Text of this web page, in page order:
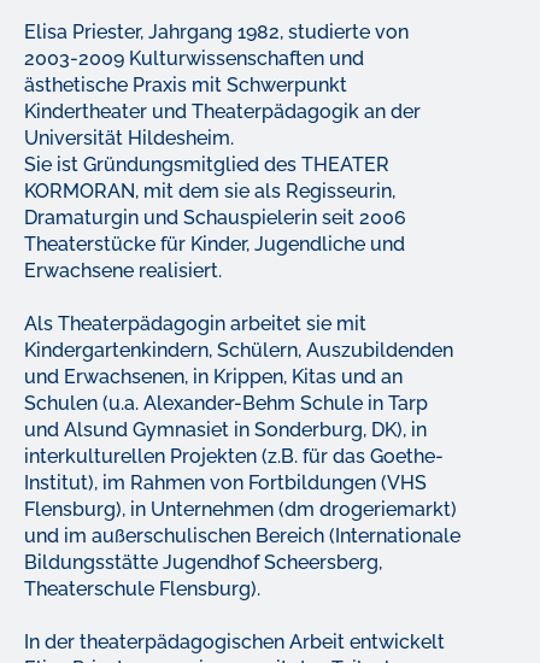
Elisa Priester, Jahrgang 1982, studierte von
2003-2009 Kulturwissenschaften und
ästhetische Praxis mit Schwerpunkt
Kindertheater und Theaterpädagogik an der
Universität Hildesheim.
Sie ist Gründungsmitglied des THEATER
KORMORAN, mit dem sie als Regisseurin,
Dramaturgin und Schauspielerin seit 2006
Theaterstücke für Kinder, Jugendliche und
Erwachsene realisiert.
Als Theaterpädagogin arbeitet sie mit
Kindergartenkindern, Schülern, Auszubildenden
und Erwachsenen, in Krippen, Kitas und an
Schulen (u.a. Alexander-Behm Schule in Tarp
und Alsund Gymnasiet in Sonderburg, DK), in
interkulturellen Projekten (z.B. für das Goethe-
Institut), im Rahmen von Fortbildungen (VHS
Flensburg), in Unternehmen (dm drogeriemarkt)
und im außerschulischen Bereich (Internationale
Bildungsstätte Jugendhof Scheersberg,
Theaterschule Flensburg).
In der theaterpädagogischen Arbeit entwickelt